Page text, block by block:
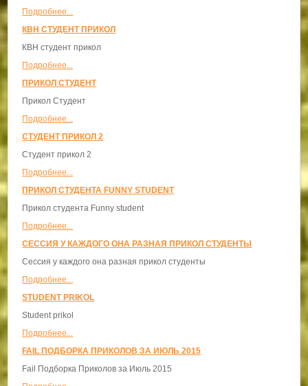
Подробнее...
КВН СТУДЕНТ ПРИКОЛ
КВН студент прикол
Подробнее...
ПРИКОЛ СТУДЕНТ
Прикол Студент
Подробнее...
СТУДЕНТ ПРИКОЛ 2
Студент прикол 2
Подробнее...
ПРИКОЛ СТУДЕНТА FUNNY STUDENT
Прикол студента Funny student
Подробнее...
СЕССИЯ У КАЖДОГО ОНА РАЗНАЯ ПРИКОЛ СТУДЕНТЫ
Сессия у каждого она разная прикол студенты
Подробнее...
STUDENT PRIKOL
Student prikol
Подробнее...
FAIL ПОДБОРКА ПРИКОЛОВ ЗА ИЮЛЬ 2015
Fail Подборка Приколов за Июль 2015